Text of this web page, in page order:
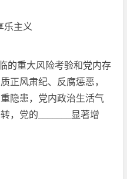
乐主义
的重大风险考验和党内存
正风肃纪、反腐惩恶，
隐患，党内政治生活气
，党的
显著增